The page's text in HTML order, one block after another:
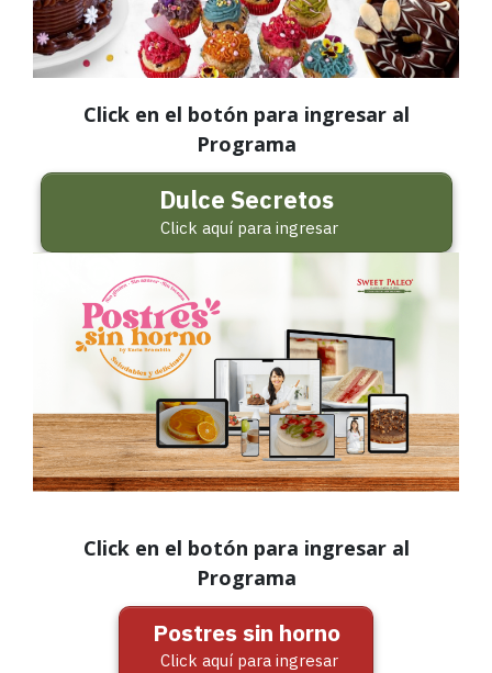
Click en el botón para ingresar al
Programa
Dulce Secretos
Click aquí para ingresar
Click en el botón para ingresar al
Programa
Postres sin horno
Click aquí para ingresar